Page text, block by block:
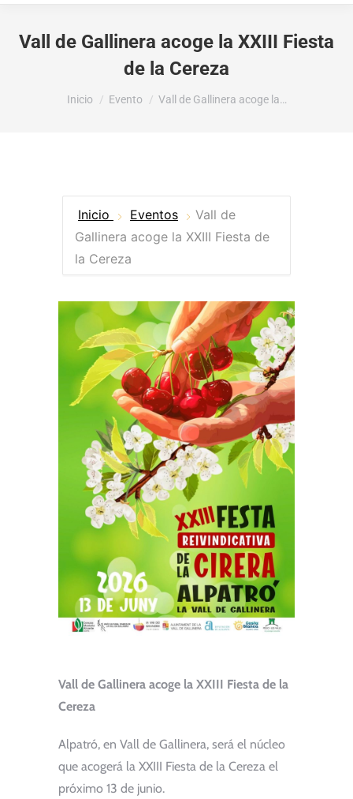
Vall de Gallinera acoge la XXIII Fiesta
de la Cereza
Estás aquí:
Inicio Evento Vall de Gallinera acoge la…
Inicio Eventos
Vall de
Gallinera acoge la XXIII Fiesta de
la Cereza
Vall de Gallinera acoge la XXIII Fiesta de la
Cereza
Alpatró, en Vall de Gallinera, será el núcleo
que acogerá la XXIII Fiesta de la Cereza el
próximo 13 de junio.